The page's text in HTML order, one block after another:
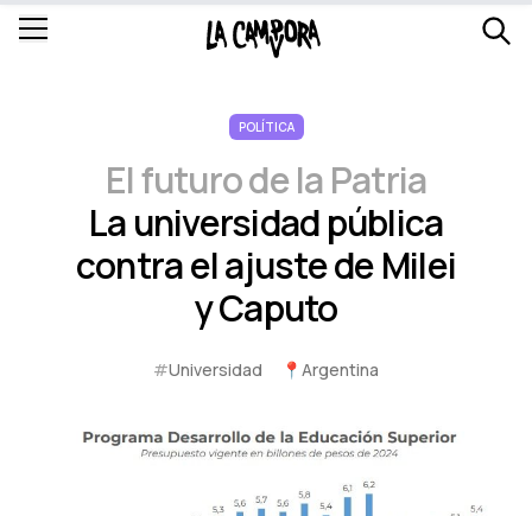
POLÍTICA
El futuro de la Patria
La universidad pública
contra el ajuste de Milei
y Caputo
#Universidad 📍 Argentina